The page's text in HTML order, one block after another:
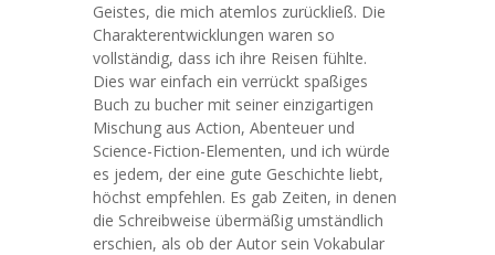
Geistes, die mich atemlos zurückließ. Die
Charakterentwicklungen waren so
vollständig, dass ich ihre Reisen fühlte.
Dies war einfach ein verrückt spaßiges
Buch zu bucher mit seiner einzigartigen
Mischung aus Action, Abenteuer und
Science-Fiction-Elementen, und ich würde
es jedem, der eine gute Geschichte liebt,
höchst empfehlen. Es gab Zeiten, in denen
die Schreibweise übermäßig umständlich
erschien, als ob der Autor sein Vokabular